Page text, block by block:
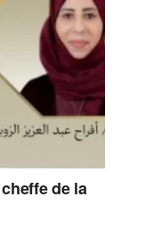
de la